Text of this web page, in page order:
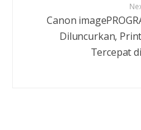
Canon
Diluncurkan,
Tercepat